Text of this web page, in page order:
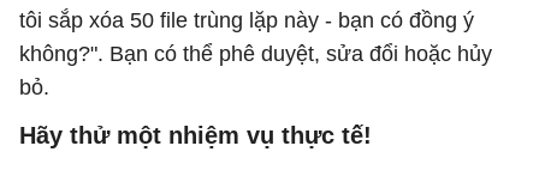
tôi sắp xóa 50 file trùng lặp này - bạn có đồng ý
không?". Bạn có thể phê duyệt, sửa đổi hoặc hủy
bỏ.
Hãy thử một nhiệm vụ thực tế!